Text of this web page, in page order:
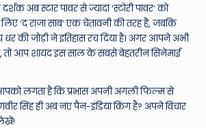
अब स्टार पावर से ज्यादा ‘स्टोरी पावर’ को
‘द राजा साब’ एक चेतावनी की तरह है, जबकि
की जोड़ी ने इतिहास रच दिया है। अगर आपने अभी
तो आप शायद इस साल के सबसे बेहतरीन सिनेमाई
लगता है कि प्रभास अपनी अगली फिल्म से
सिंह ही अब नए पैन-इंडिया किंग हैं? अपने विचार